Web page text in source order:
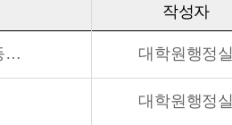
작성자
2026학년도 후기(1·2차,편입) 일반대학원 합격자 발표 및 등록금 납부 안내 대학원행정실
대학원행정실